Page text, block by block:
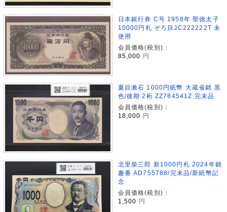
日本銀行券 C号 1958年 聖徳太子
10000円札 ぞろ目JC222222T 未
使用
会員価格(税別)：
85,000 円
夏目漱石 1000円紙幣 大蔵省銘 黒
色/後期 2桁 ZZ784541Z 完未品
会員価格(税別)：
18,000
円
北里柴三郎 新1000円札 2024年銘
趣番 AD755788/完未品/新紙幣記
念
会員価格(税別)：
1,500 円